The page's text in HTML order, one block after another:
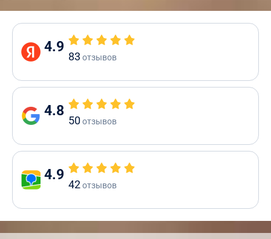
4.9
83 отзывов
4.8
50отзывов
4.9
42отзывов